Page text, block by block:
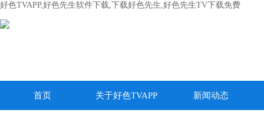
好色TVAPP,好色先生软件下载,下载好色先生,好色先生TV下载免费
首页 关于好色TVAPP 新闻动态